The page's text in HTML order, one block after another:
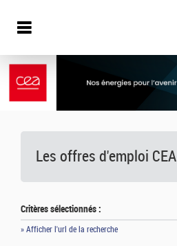
Les offres d'emploi CEA
Critères sélectionnés :
» Afficher l'url de la recherche